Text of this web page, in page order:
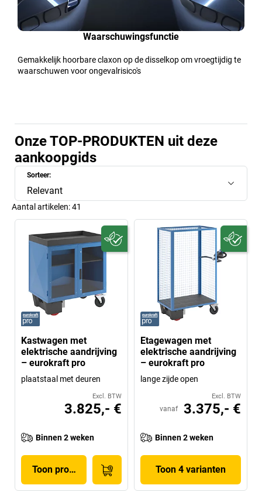
Waarschuwingsfunctie
Gemakkelijk hoorbare claxon op de disselkop om vroegtijdig te
waarschuwen voor ongevalrisico's
Onze TOP-PRODUKTEN uit deze
aankoopgids
Sorteer:
Relevant
Aantal artikelen:41
Kastwagen met
elektrische aandrijving
– eurokraft pro
plaatstaal met deuren
Excl. BTW
3.825,- €
Binnen 2 weken
Toon product
Etagewagen met
elektrische aandrijving
– eurokraft pro
lange zijde open
Excl. BTW
vanaf 3.375,- €
Binnen 2 weken
Toon 4 varianten